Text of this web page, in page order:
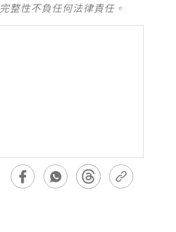
整性不負任何法律責任。